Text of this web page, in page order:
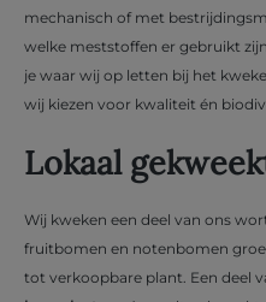
mechanisch of met
welke meststoffen er gebruikt
je waar wij op letten bij het
wij kiezen voor kwaliteit én
Lokaal
Wij kweken een deel van ons
fruitbomen en notenbomen
tot verkoopbare plant. Een deel